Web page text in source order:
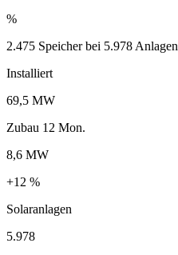
%
2.475 Speicher bei 5.978 Anlagen
Installiert
69,5 MW
Zubau 12 Mon.
8,6 MW
+12 %
Solaranlagen
5.978